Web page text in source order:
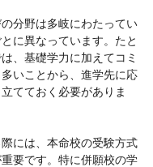
分野は多岐にわたってい
に異なっています。たと
、基礎学力に加えてコミ
いことから、進学先に応
てておく必要がありま
には、本命校の受験方式
要です。特に併願校の学